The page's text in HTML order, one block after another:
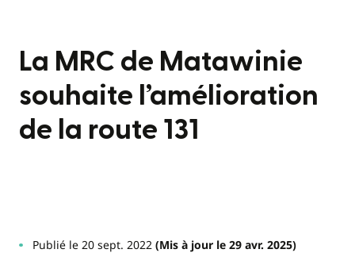
La MRC de Matawinie
souhaite l’amélioration
de la route 131
Publié le 20 sept. 2022(Mis à jour le 29 avr. 2025)